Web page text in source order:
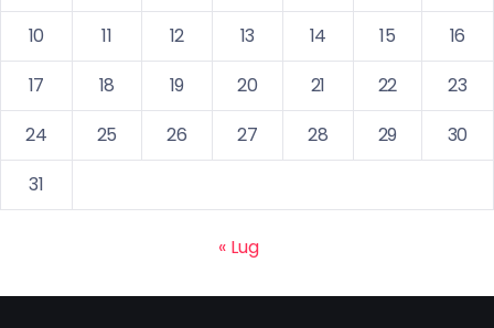
10
11 12 13 14 15
16
17
18 19 20 21 22
23
24
25 26 27 28 29
30
31
« Lug